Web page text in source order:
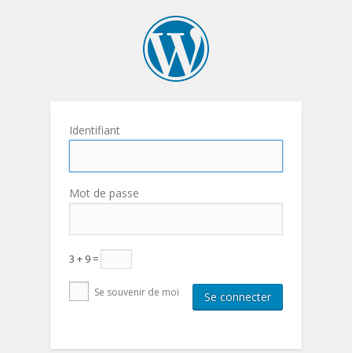
Identifiant
Mot de passe
3 + 9 =
Se souvenir de moi